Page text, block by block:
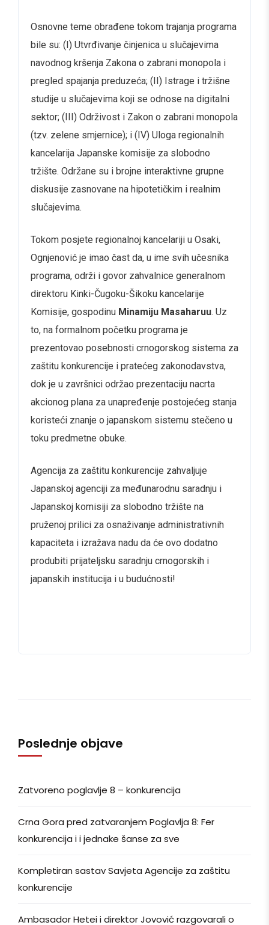
Osnovne teme obrađene tokom trajanja programa
bile su: (I) Utvrđivanje činjenica u slučajevima
navodnog kršenja Zakona o zabrani monopola i
pregled spajanja preduzeća; (II) Istrage i tržišne
studije u slučajevima koji se odnose na digitalni
sektor; (III) Održivost i Zakon o zabrani monopola
(tzv. zelene smjernice); i (IV) Uloga regionalnih
kancelarija Japanske komisije za slobodno
tržište. Održane su i brojne interaktivne grupne
diskusije zasnovane na hipotetičkim i realnim
slučajevima.
Tokom posjete regionalnoj kancelariji u Osaki,
Ognjenović je imao čast da, u ime svih učesnika
programa, održi i govor zahvalnice generalnom
direktoru Kinki-Čugoku-Šikoku kancelarije
Komisije, gospodinu Minamiju Masaharuu. Uz
to, na formalnom početku programa je
prezentovao posebnosti crnogorskog sistema za
zaštitu konkurencije i pratećeg zakonodavstva,
dok je u završnici održao prezentaciju nacrta
akcionog plana za unapređenje postojećeg stanja
koristeći znanje o japanskom sistemu stečeno u
toku predmetne obuke.
Agencija za zaštitu konkurencije zahvaljuje
Japanskoj agenciji za međunarodnu saradnju i
Japanskoj komisiji za slobodno tržište na
pruženoj prilici za osnaživanje administrativnih
kapaciteta i izražava nadu da će ovo dodatno
produbiti prijateljsku saradnju crnogorskih i
japanskih institucija i u budućnosti!
Poslednje objave
Zatvoreno poglavlje 8 – konkurencija
Crna Gora pred zatvaranjem Poglavlja 8: Fer
konkurencija i i jednake šanse za sve
Kompletiran sastav Savjeta Agencije za zaštitu
konkurencije
Ambasador Hetei i direktor Jovović razgovarali o